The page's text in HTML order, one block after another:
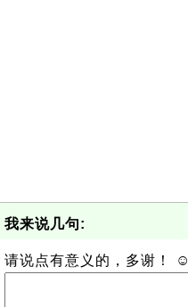
我来说几句:
请说点有意义的，多谢！ ☺